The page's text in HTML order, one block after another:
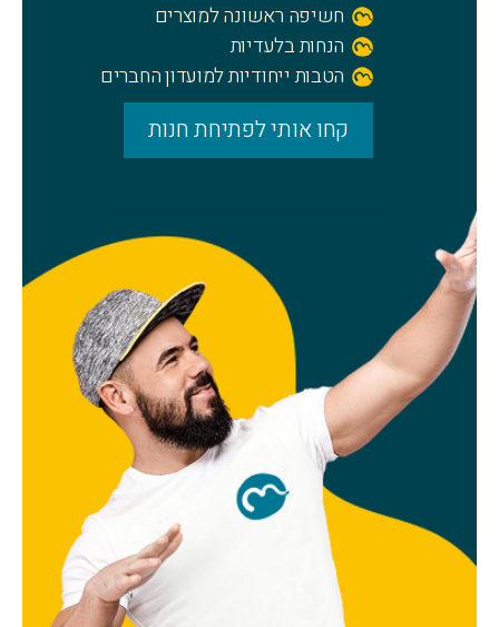
חשיפה ראשונה למוצרים
הנחות בלעדיות
הטבות ייחודיות למועדון החברים
קחו אותי לפתיחת חנות